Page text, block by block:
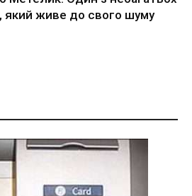
який живе до свого шуму